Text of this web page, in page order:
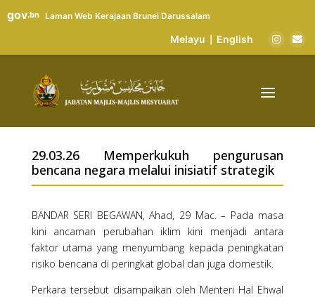
gov.bn Laman Web Kerajaan Brunei Darussalam
Melayu English
29.03.26 Memperkukuh pengurusan
bencana negara melalui inisiatif strategik
BANDAR SERI BEGAWAN, Ahad, 29 Mac. – Pada masa
kini ancaman perubahan iklim kini menjadi antara
faktor utama yang menyumbang kepada peningkatan
risiko bencana di peringkat global dan juga domestik.
Perkara tersebut disampaikan oleh Menteri Hal Ehwal